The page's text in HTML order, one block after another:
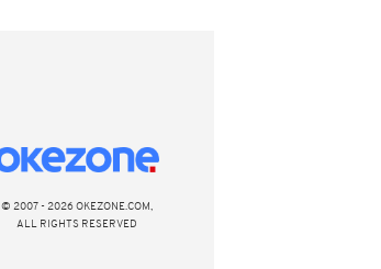
© 2007 - 2026 OKEZONE.COM,
ALL RIGHTS RESERVED